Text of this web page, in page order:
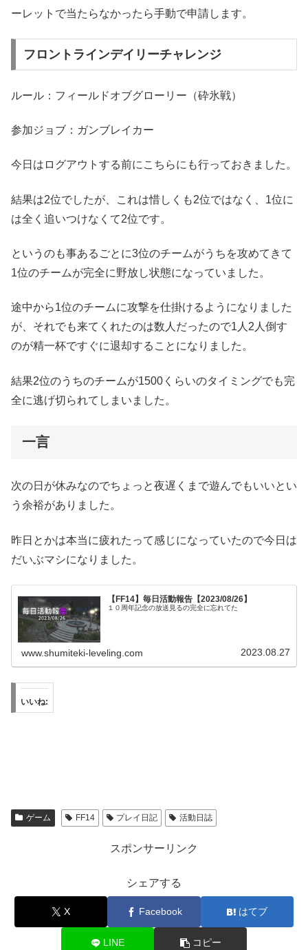
ーレットで当たらなかったら手動で申請します。
フロントラインデイリーチャレンジ
ルール：フィールドオブグローリー（砕氷戦）
参加ジョブ：ガンブレイカー
今日はログアウトする前にこちらにも行っておきました。
結果は2位でしたが、これは惜しくも2位ではなく、1位に
は全く追いつけなくて2位です。
というのも事あるごとに3位のチームがうちを攻めてきて
1位のチームが完全に野放し状態になっていました。
途中から1位のチームに攻撃を仕掛けるようになりました
が、それでも来てくれたのは数人だったので1人2人倒す
のが精一杯ですぐに退却することになりました。
結果2位のうちのチームが1500くらいのタイミングでも完
全に逃げ切られてしまいました。
一言
次の日が休みなのでちょっと夜遅くまで遊んでもいいとい
う余裕がありました。
昨日とかは本当に疲れたって感じになっていたので今日は
だいぶマシになりました。
【FF14】毎日活動報告【2023/08/26】
１０周年記念の放送見るの完全に忘れてた
www.shumiteki-leveling.com 2023.08.27
いいね:
ゲーム FF14 プレイ日記 活動日誌
スポンサーリンク
シェアする
X Facebook はてブ
LINE コピー